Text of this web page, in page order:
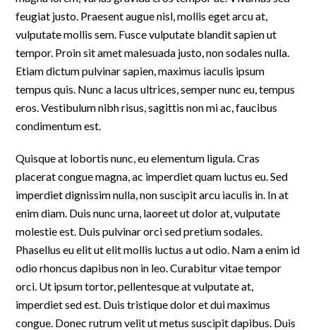
feugiat justo. Praesent augue nisl, mollis eget arcu at,
vulputate mollis sem. Fusce vulputate blandit sapien ut
tempor. Proin sit amet malesuada justo, non sodales nulla.
Etiam dictum pulvinar sapien, maximus iaculis ipsum
tempus quis. Nunc a lacus ultrices, semper nunc eu, tempus
eros. Vestibulum nibh risus, sagittis non mi ac, faucibus
condimentum est.
Quisque at lobortis nunc, eu elementum ligula. Cras
placerat congue magna, ac imperdiet quam luctus eu. Sed
imperdiet dignissim nulla, non suscipit arcu iaculis in. In at
enim diam. Duis nunc urna, laoreet ut dolor at, vulputate
molestie est. Duis pulvinar orci sed pretium sodales.
Phasellus eu elit ut elit mollis luctus a ut odio. Nam a enim id
odio rhoncus dapibus non in leo. Curabitur vitae tempor
orci. Ut ipsum tortor, pellentesque at vulputate at,
imperdiet sed est. Duis tristique dolor et dui maximus
congue. Donec rutrum velit ut metus suscipit dapibus. Duis